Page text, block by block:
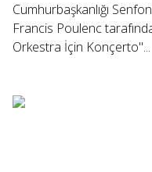
Cumhurbaşkanlığı
Francis Poulenc
Orkestra İçin Konçerto"...